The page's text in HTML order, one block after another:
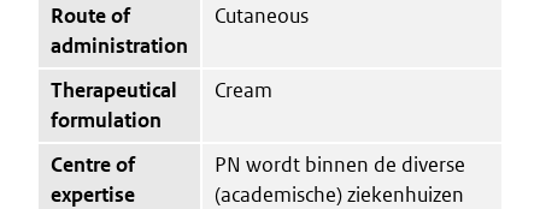
Route of
administration
Cutaneous
Therapeutical
formulation
Cream
Centre of
expertise
PN wordt binnen de diverse
(academische) ziekenhuizen